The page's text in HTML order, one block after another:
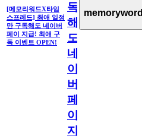
[메모리워드X타임
스프레드] 최애 일정
만 구독해도 네이버
페이 지급! 최애 구
독 이벤트 OPEN!
독
해
도
네
이
버
페
이
지
memoryword